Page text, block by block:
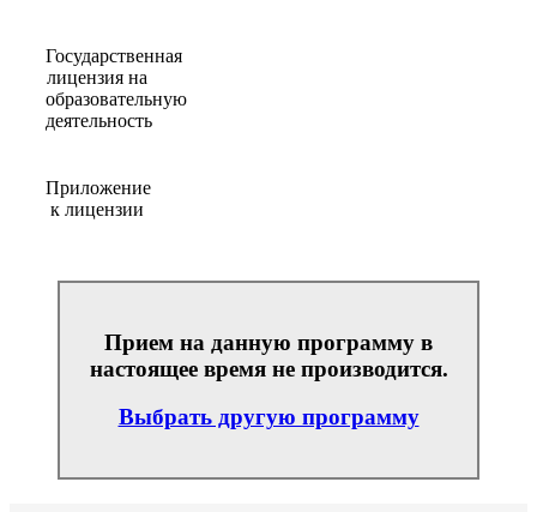
Государственная
лицензия на
образовательную
деятельность
Приложение
к лицензии
Прием на данную программу в
настоящее время не производится.
Выбрать другую программу